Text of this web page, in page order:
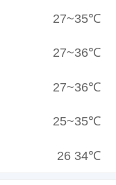
27~35℃
27~36℃
27~36℃
25~35℃
26 34℃